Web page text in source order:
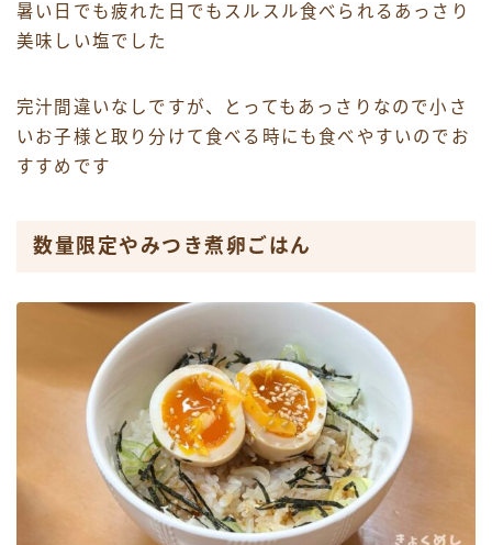
暑い日でも疲れた日でもスルスル食べられるあっさり
美味しい塩でした
完汁間違いなしですが、とってもあっさりなので小さ
いお子様と取り分けて食べる時にも食べやすいのでお
すすめです
数量限定やみつき煮卵ごはん